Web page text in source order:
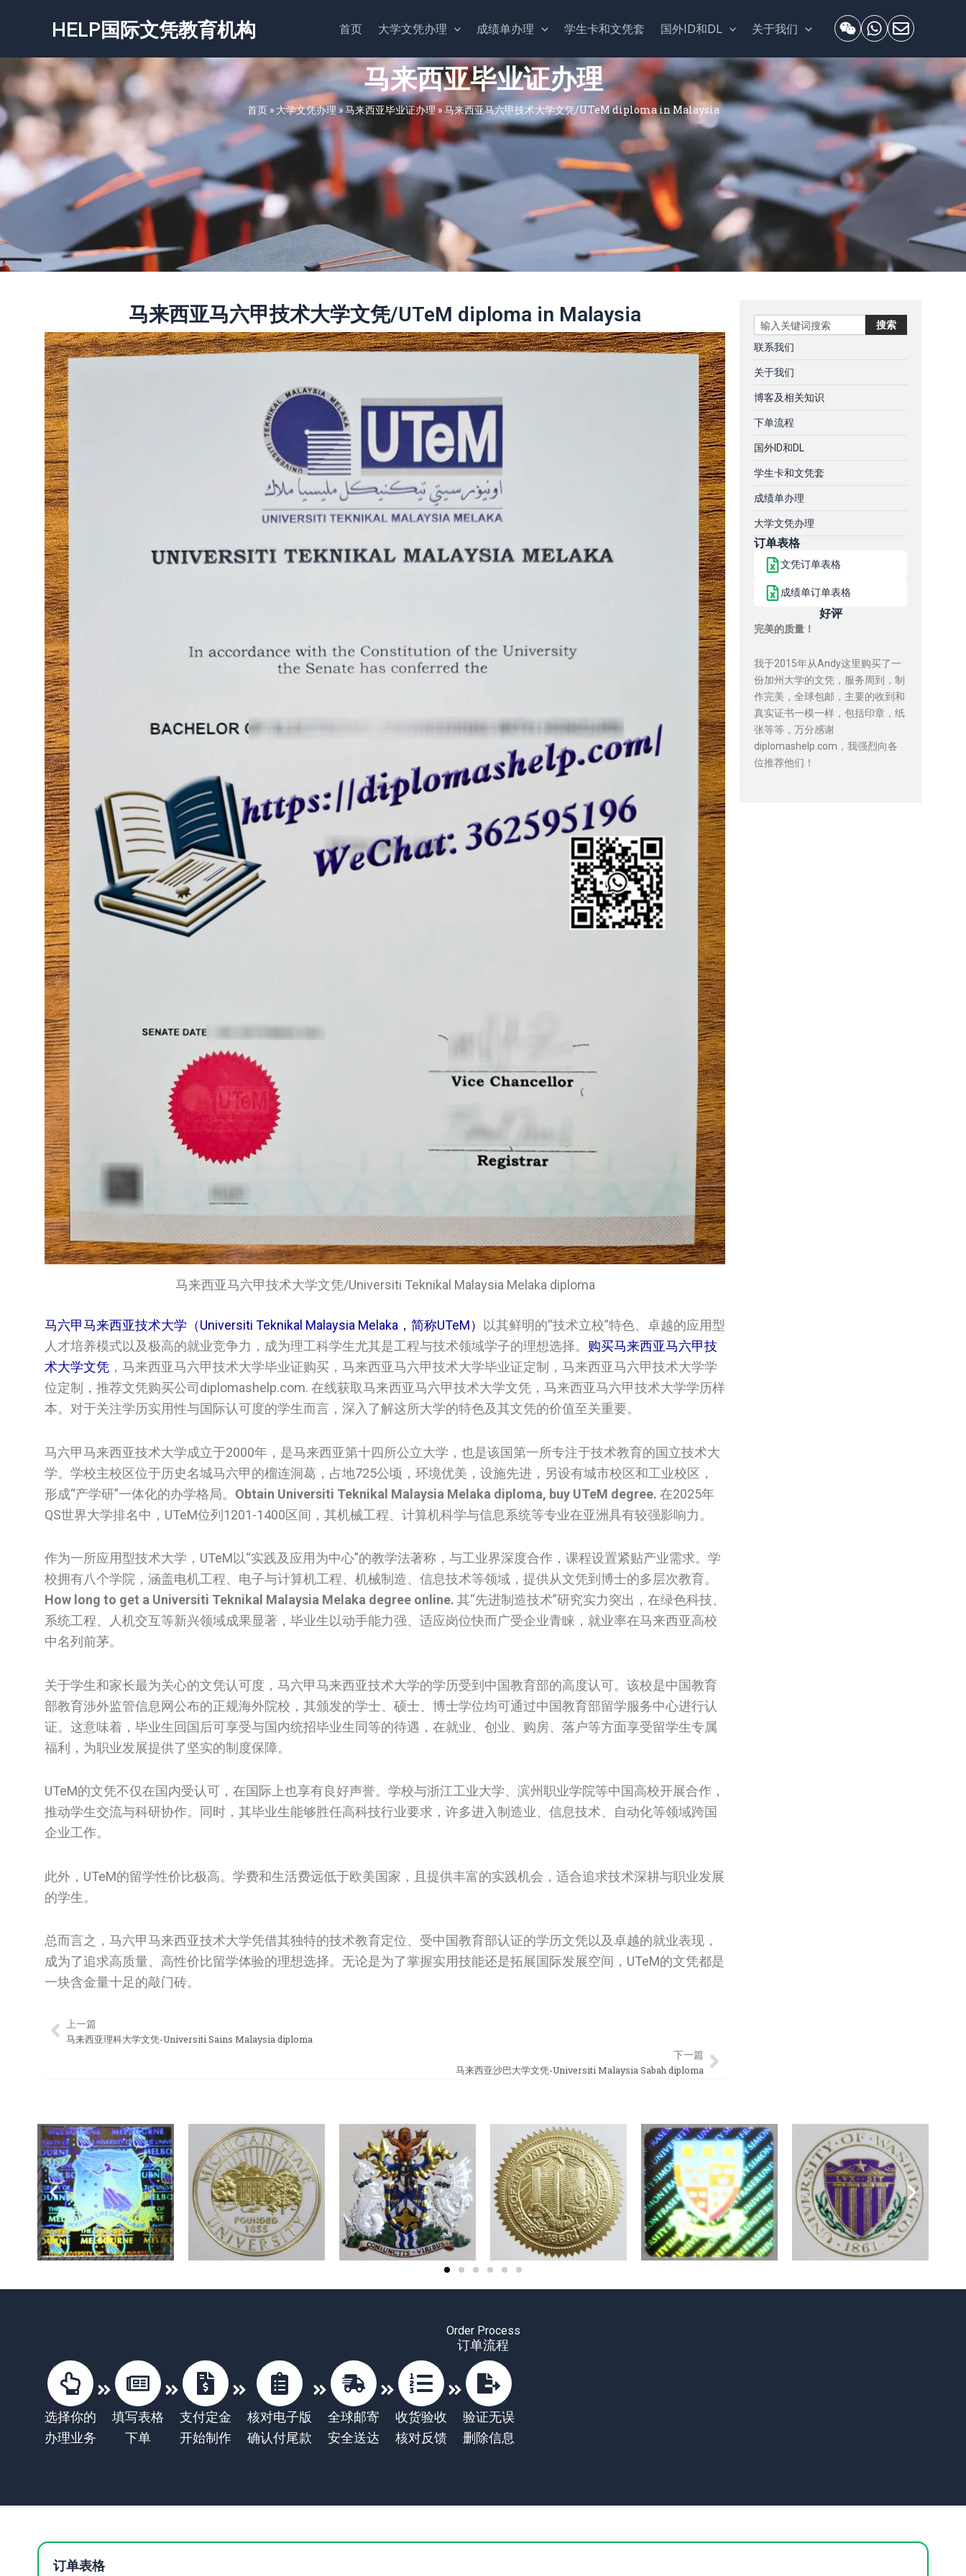
容
HELP国际文凭教育机构 首页 大学文凭办理 成绩单办理 学生卡和文凭套 国外ID和DL 关于我们
马来西亚毕业证办理
首页» 大学文凭办理 »马来西亚毕业证办理»马来西亚马六甲技术大学文凭/UTeM diploma in Malaysia
马来西亚马六甲技术大学文凭/UTeM diploma in Malaysia
马来西亚马六甲技术大学文凭/Universiti Teknikal Malaysia Melaka diploma
马六甲马来西亚技术大学（Universiti Teknikal Malaysia Melaka，简称UTeM）
以其鲜明的“技术立校”特色、卓越的应用型
人才培养模式以及极高的就业竞争力，成为理工科学生尤其是工程与技术领域学子的理想选择。 购买马来西亚马六甲技
术大学文凭 ，马来西亚马六甲技术大学毕业证购买，马来西亚马六甲技术大学毕业证定制，马来西亚马六甲技术大学学
位定制，推荐文凭购买公司diplomashelp.com. 在线获取马来西亚马六甲技术大学文凭，马来西亚马六甲技术大学学历样
本。对于关注学历实用性与国际认可度的学生而言，深入了解这所大学的特色及其文凭的价值至关重要。
马六甲马来西亚技术大学成立于2000年，是马来西亚第十四所公立大学，也是该国第一所专注于技术教育的国立技术大
学。学校主校区位于历史名城马六甲的榴连洞葛，占地725公顷，环境优美，设施先进，另设有城市校区和工业校区，
形成“产学研”一体化的办学格局。 Obtain Universiti Teknikal Malaysia Melaka diploma, buy UTeM degree. 在2025年
QS世界大学排名中，UTeM位列1201-1400区间，其机械工程、计算机科学与信息系统等专业在亚洲具有较强影响力。
作为一所应用型技术大学，UTeM以“实践及应用为中心”的教学法著称，与工业界深度合作，课程设置紧贴产业需求。学
校拥有八个学院，涵盖电机工程、电子与计算机工程、机械制造、信息技术等领域，提供从文凭到博士的多层次教育。
How long to get a Universiti Teknikal Malaysia Melaka degree online. 其“先进制造技术”研究实力突出，在绿色科技、
系统工程、人机交互等新兴领域成果显著，毕业生以动手能力强、适应岗位快而广受企业青睐，就业率在马来西亚高校
中名列前茅。
关于学生和家长最为关心的文凭认可度，马六甲马来西亚技术大学的学历受到中国教育部的高度认可。该校是中国教育
部教育涉外监管信息网公布的正规海外院校，其颁发的学士、硕士、博士学位均可通过中国教育部留学服务中心进行认
证。这意味着，毕业生回国后可享受与国内统招毕业生同等的待遇，在就业、创业、购房、落户等方面享受留学生专属
福利，为职业发展提供了坚实的制度保障。
UTeM的文凭不仅在国内受认可，在国际上也享有良好声誉。学校与浙江工业大学、滨州职业学院等中国高校开展合作，
推动学生交流与科研协作。同时，其毕业生能够胜任高科技行业要求，许多进入制造业、信息技术、自动化等领域跨国
企业工作。
此外，UTeM的留学性价比极高。学费和生活费远低于欧美国家，且提供丰富的实践机会，适合追求技术深耕与职业发展
的学生。
总而言之，马六甲马来西亚技术大学凭借其独特的技术教育定位、受中国教育部认证的学历文凭以及卓越的就业表现，
成为了追求高质量、高性价比留学体验的理想选择。无论是为了掌握实用技能还是拓展国际发展空间，UTeM的文凭都是
一块含金量十足的敲门砖。
Prev
上一篇
马来西亚理科大学文凭-Universiti Sains Malaysia diploma
下一篇
马来西亚沙巴大学文凭-Universiti Malaysia Sabah diploma
Search 搜索
联系我们
关于我们
博客及相关知识
下单流程
国外ID和DL
学生卡和文凭套
成绩单办理
大学文凭办理
订单表格
文凭订单表格
成绩单订单表格
好评
完美的质量！
我于2015年从Andy这里购买了一
份加州大学的文凭，服务周到，制
作完美，全球包邮，主要的收到和
真实证书一模一样，包括印章，纸
张等等，万分感谢
diplomashelp.com，我强烈向各
位推荐他们！
Order Process
订单流程
选择你的
办理业务
填写表格
下单
支付定金
开始制作
核对电子版
确认付尾款
全球邮寄
安全送达
收货验收
核对反馈
验证无误
删除信息
订单表格